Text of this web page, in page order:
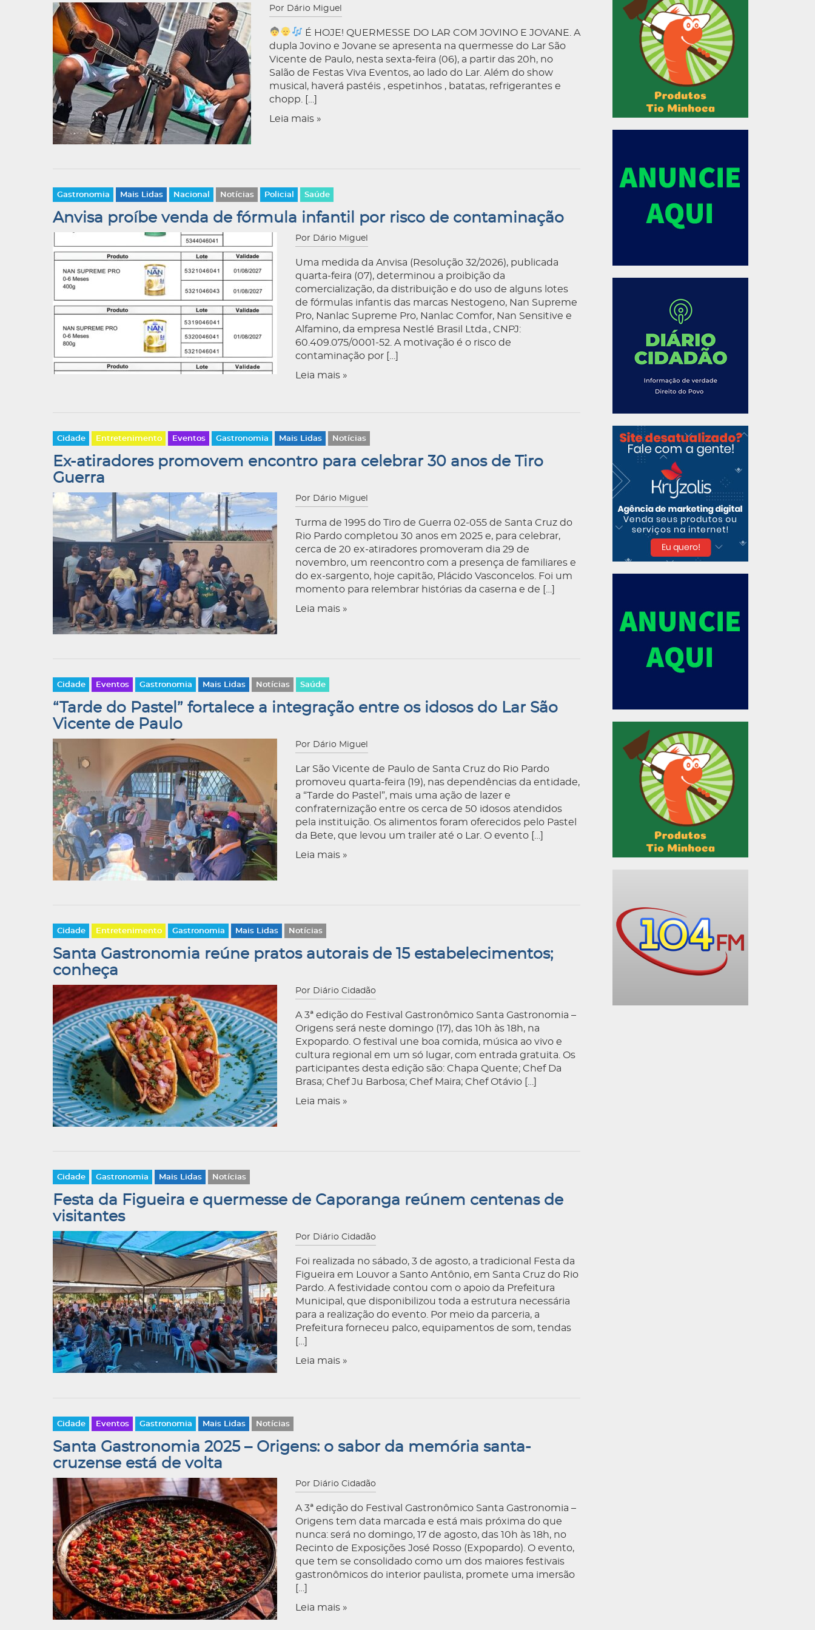
Por Dário Miguel
É HOJE! QUERMESSE DO LAR COM JOVINO E JOVANE. A
dupla Jovino e Jovane se apresenta na quermesse do Lar São
Vicente de Paulo, nesta sexta-feira (06), a partir das 20h, no
Salão de Festas Viva Eventos, ao lado do Lar. Além do show
musical, haverá pastéis , espetinhos , batatas, refrigerantes e
chopp. […]
Leia mais »
Gastronomia Mais Lidas Nacional Notícias Policial Saúde
Anvisa proíbe venda de fórmula infantil por risco de contaminação
Por Dário Miguel
Uma medida da Anvisa (Resolução 32/2026), publicada
quarta-feira (07), determinou a proibição da
comercialização, da distribuição e do uso de alguns lotes
de fórmulas infantis das marcas Nestogeno, Nan Supreme
Pro, Nanlac Supreme Pro, Nanlac Comfor, Nan Sensitive e
Alfamino, da empresa Nestlé Brasil Ltda., CNPJ:
60.409.075/0001-52. A motivação é o risco de
contaminação por […]
Leia mais »
Cidade Entretenimento Eventos Gastronomia Mais Lidas Notícias
Ex-atiradores promovem encontro para celebrar 30 anos de Tiro
Guerra
Por Dário Miguel
Turma de 1995 do Tiro de Guerra 02-055 de Santa Cruz do
Rio Pardo completou 30 anos em 2025 e, para celebrar,
cerca de 20 ex-atiradores promoveram dia 29 de
novembro, um reencontro com a presença de familiares e
do ex-sargento, hoje capitão, Plácido Vasconcelos. Foi um
momento para relembrar histórias da caserna e de […]
Leia mais »
Cidade Eventos Gastronomia Mais Lidas Notícias Saúde
“Tarde do Pastel” fortalece a integração entre os idosos do Lar São
Vicente de Paulo
Por Dário Miguel
Lar São Vicente de Paulo de Santa Cruz do Rio Pardo
promoveu quarta-feira (19), nas dependências da entidade,
a “Tarde do Pastel”, mais uma ação de lazer e
confraternização entre os cerca de 50 idosos atendidos
pela instituição. Os alimentos foram oferecidos pelo Pastel
da Bete, que levou um trailer até o Lar. O evento […]
Leia mais »
Cidade Entretenimento Gastronomia Mais Lidas Notícias
Santa Gastronomia reúne pratos autorais de 15 estabelecimentos;
conheça
Por Diário Cidadão
A 3ª edição do Festival Gastronômico Santa Gastronomia –
Origens será neste domingo (17), das 10h às 18h, na
Expopardo. O festival une boa comida, música ao vivo e
cultura regional em um só lugar, com entrada gratuita. Os
participantes desta edição são: Chapa Quente; Chef Da
Brasa; Chef Ju Barbosa; Chef Maira; Chef Otávio […]
Leia mais »
Cidade Gastronomia Mais Lidas Notícias
Festa da Figueira e quermesse de Caporanga reúnem centenas de
visitantes
Por Diário Cidadão
Foi realizada no sábado, 3 de agosto, a tradicional Festa da
Figueira em Louvor a Santo Antônio, em Santa Cruz do Rio
Pardo. A festividade contou com o apoio da Prefeitura
Municipal, que disponibilizou toda a estrutura necessária
para a realização do evento. Por meio da parceria, a
Prefeitura forneceu palco, equipamentos de som, tendas
Leia mais »
Cidade Eventos Gastronomia Mais Lidas Notícias
Santa Gastronomia 2025 – Origens: o sabor da memória santa-
cruzense está de volta
Por Diário Cidadão
A 3ª edição do Festival Gastronômico Santa Gastronomia –
Origens tem data marcada e está mais próxima do que
nunca: será no domingo, 17 de agosto, das 10h às 18h, no
Recinto de Exposições José Rosso (Expopardo). O evento,
que tem se consolidado como um dos maiores festivais
gastronômicos do interior paulista, promete uma imersão
Leia mais »